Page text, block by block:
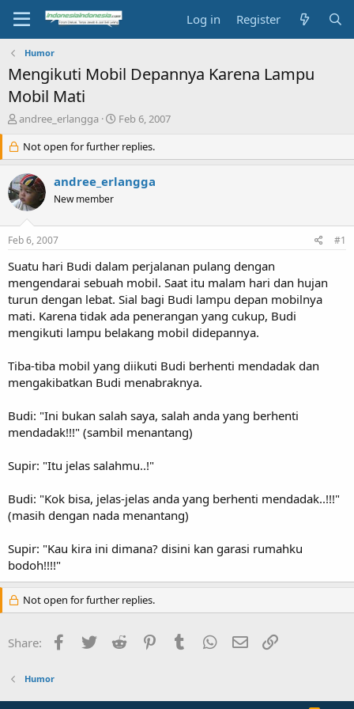
Log in Register
Humor
Mengikuti Mobil Depannya Karena Lampu
Mobil Mati
T
r
e
a
d
s
r
e
r
andree_erlangga
S
a
r
d
Feb 6, 2007
Not open for further replies.
andree_erlangga
New member
Feb 6, 2007 #1
Suatu hari Budi dalam perjalanan pulang dengan
mengendarai sebuah mobil. Saat itu malam hari dan hujan
turun dengan lebat. Sial bagi Budi lampu depan mobilnya
mati. Karena tidak ada penerangan yang cukup, Budi
mengikuti lampu belakang mobil didepannya.
Tiba-tiba mobil yang diikuti Budi berhenti mendadak dan
mengakibatkan Budi menabraknya.
Budi: "Ini bukan salah saya, salah anda yang berhenti
mendadak!!!" (sambil menantang)
Supir: "Itu jelas salahmu..!"
Budi: "Kok bisa, jelas-jelas anda yang berhenti mendadak..!!!"
(masih dengan nada menantang)
Supir: "Kau kira ini dimana? disini kan garasi rumahku
bodoh!!!!"
Not open for further replies.
Share: Facebook
Twitter Reddit PinterestTumblr WhatsApp
Email
Humor